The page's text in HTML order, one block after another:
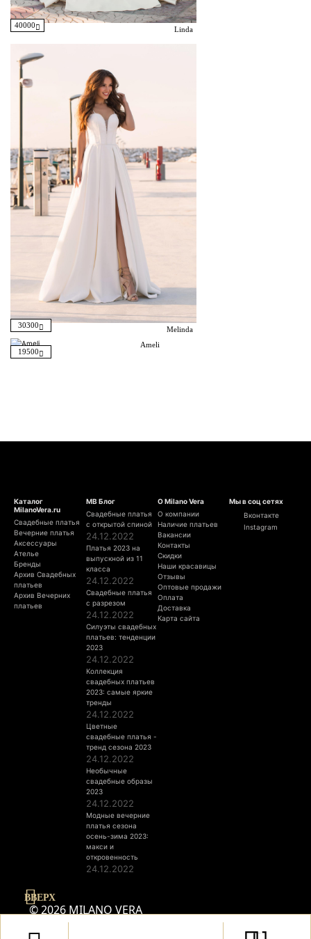
40000 Linda
30300 Melinda
19500
Ameli
Каталог
MilanoVera.ru
Свадебные платья
Вечерние платья
Аксессуары
Ателье
Бренды
Архив Свадебных
платьев
Архив Вечерних
платьев
МВ Блог
Свадебные платья
с открытой спиной
24.12.2022
Платья 2023 на
выпускной из 11
класса
24.12.2022
Свадебные платья
с разрезом
24.12.2022
Силуэты свадебных
платьев: тенденции
2023
24.12.2022
Коллекция
свадебных платьев
2023: самые яркие
тренды
24.12.2022
Цветные
свадебные платья -
тренд сезона 2023
24.12.2022
Необычные
свадебные образы
2023
24.12.2022
Модные вечерние
платья сезона
осень-зима 2023:
макси и
откровенность
24.12.2022
О Milano Vera
О компании
Наличие платьев
Вакансии
Контакты
Скидки
Наши красавицы
Отзывы
Оптовые продажи
Оплата
Доставка
Карта сайта
Мы в соц сетях
Вконтакте
Instagram
© 2026 MILANO VERA
ВВЕРХ